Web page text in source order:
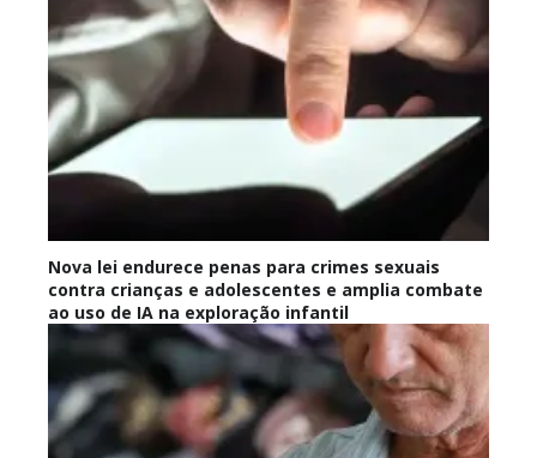
Nova lei endurece penas para crimes sexuais
contra crianças e adolescentes e amplia combate
ao uso de IA na exploração infantil